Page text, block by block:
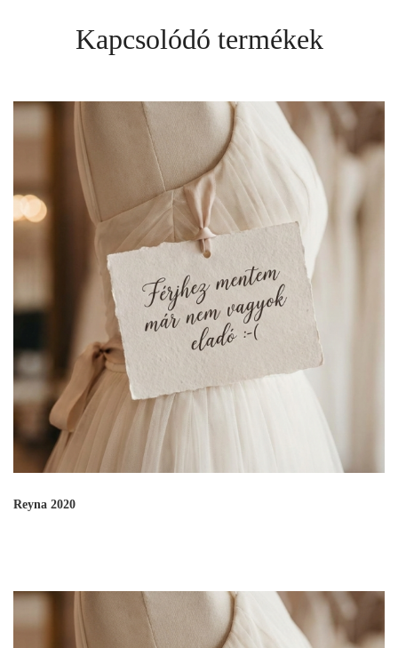
Kapcsolódó termékek
Reyna 2020